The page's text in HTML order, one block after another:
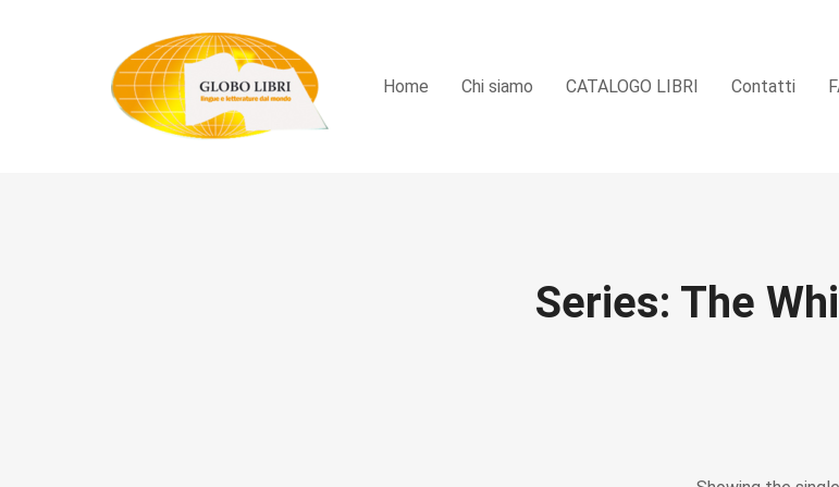
Home Chi siamo CATALOGO LIBRI Contatti
Series: The